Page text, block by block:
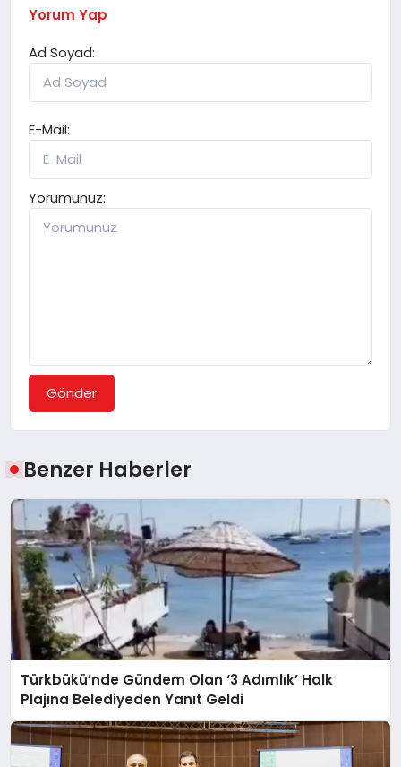
Yorum Yap
Ad Soyad:
E-Mail:
Yorumunuz:
Gönder
Benzer Haberler
Türkbükü’nde Gündem Olan ‘3 Adımlık’ Halk
Plajına Belediyeden Yanıt Geldi